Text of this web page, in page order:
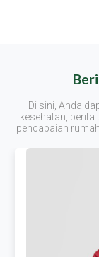
Di sini, Anda
kesehatan,
pencapaian